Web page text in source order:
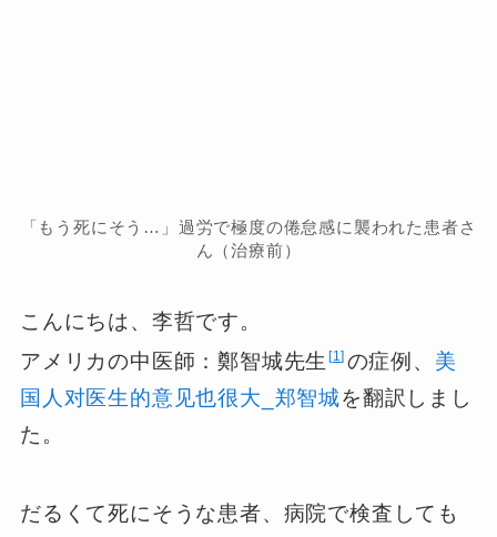
「もう死にそう…」過労で極度の倦怠感に襲われた患者さ
ん（治療前）
こんにちは、李哲です。
アメリカの中医師：鄭智城先生 1 の症例、 美
国人对医生的意见也很大_郑智城を翻訳しまし
た。
だるくて死にそうな患者、病院で検査しても